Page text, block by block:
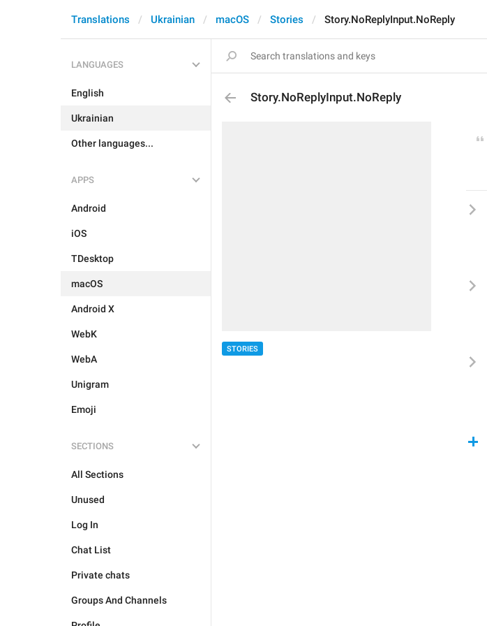
Translations Ukrainian macOS Stories Story.NoReplyInput.NoReply
LANGUAGES
English
Ukrainian
Other languages...
APPS
Android
iOS
TDesktop
macOS
Android X
WebK
WebA
Unigram
Emoji
SECTIONS
All Sections
Unused
Log In
Chat List
Private chats
Groups And Channels
Story.NoReplyInput.NoReply
STORIES